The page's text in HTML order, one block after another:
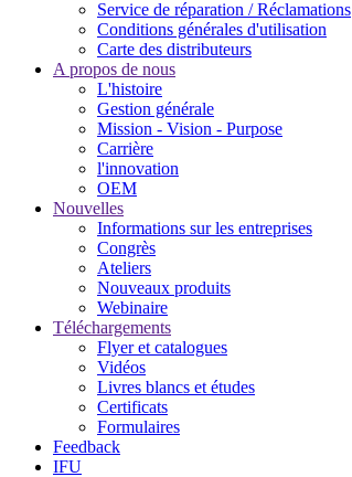
Service de réparation / Réclamations
Conditions générales d'utilisation
Carte des distributeurs
A propos de nous
L'histoire
Gestion générale
Mission - Vision - Purpose
Carrière
l'innovation
OEM
Nouvelles
Informations sur les entreprises
Congrès
Ateliers
Nouveaux produits
Webinaire
Téléchargements
Flyer et catalogues
Vidéos
Livres blancs et études
Certificats
Formulaires
Feedback
IFU